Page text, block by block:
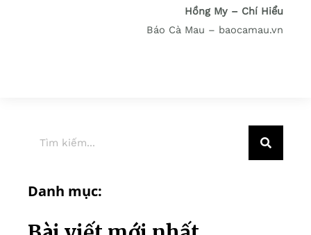
Hồng My – Chí Hiểu
Báo Cà Mau – baocamau.vn
Danh mục: